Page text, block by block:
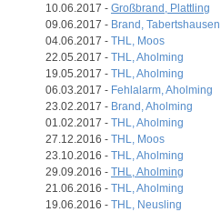
10.06.2017 - Großbrand, Plattling
09.06.2017 - Brand, Tabertshausen
04.06.2017 - THL, Moos
22.05.2017 - THL, Aholming
19.05.2017 - THL, Aholming
06.03.2017 - Fehlalarm, Aholming
23.02.2017 - Brand, Aholming
01.02.2017 - THL, Aholming
27.12.2016 - THL, Moos
23.10.2016 - THL, Aholming
29.09.2016 - THL, Aholming
21.06.2016 - THL, Aholming
19.06.2016 - THL, Neusling